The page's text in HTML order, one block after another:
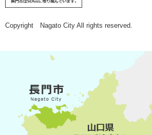
Copyright Nagato City All rights reserved.